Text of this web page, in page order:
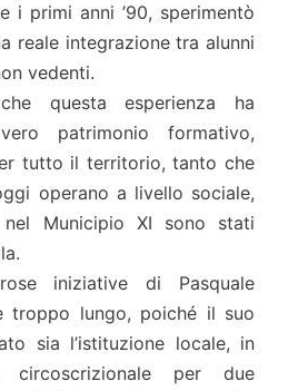
i primi anni ’90, sperimentò
reale integrazione tra alunni
vedenti.
questa esperienza ha
patrimonio formativo,
tutto il territorio, tanto che
operano a livello sociale,
Municipio XI sono stati
iniziative di Pasquale
troppo lungo, poiché il suo
sia l’istituzione locale, in
circoscrizionale per due